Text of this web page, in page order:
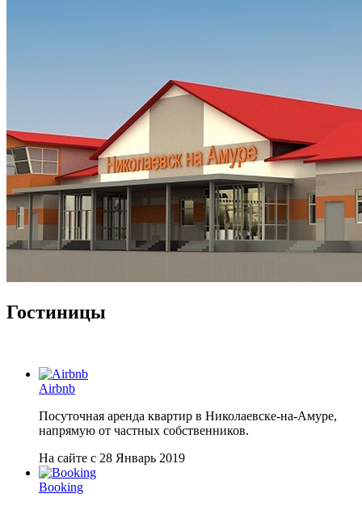
Гостиницы
Airbnb
Посуточная аренда квартир в Николаевске-на-Амуре,
напрямую от частных собственников.
На сайте с 28 Январь 2019
Booking